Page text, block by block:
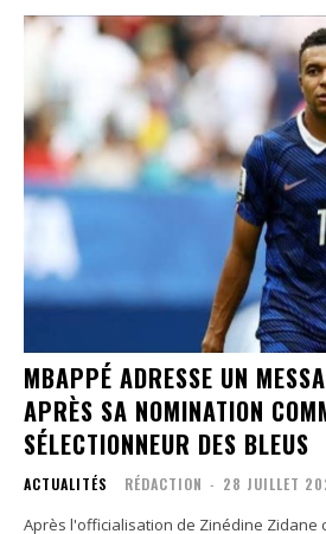
MBAPPÉ ADRESSE UN
APRÈS SA NOMINATION
SÉLECTIONNEUR DES BLEUS
ACTUALITÉS RÉDACTION - 28 JUILLET
Après l'officialisation de Zinédine Zidane